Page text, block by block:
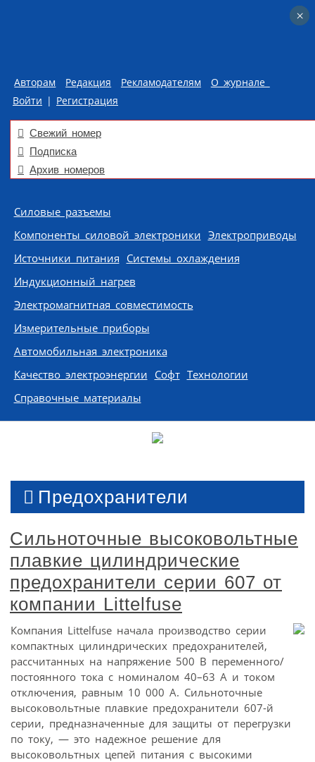
Авторам Редакция Рекламодателям
О журнале
Войти | Регистрация
Свежий номер
Подписка
Архив номеров
Skip to content
Силовые разъемы
Компоненты силовой электроники Электроприводы
Источники питания Системы охлаждения
Индукционный нагрев
Электромагнитная совместимость
Измерительные приборы
Автомобильная электроника
Качество электроэнергии Софт Технологии
Справочные материалы
Предохранители
Сильноточные высоковольтные
плавкие цилиндрические
предохранители серии 607 от
компании Littelfuse
Компания Littelfuse начала производство серии
компактных цилиндрических предохранителей,
рассчитанных на напряжение 500 В переменного/
постоянного тока с номиналом 40–63 А и током
отключения, равным 10 000 А. Сильноточные
высоковольтные плавкие предохранители 607-й
серии, предназначенные для защиты от перегрузки
по току, — это надежное решение для
высоковольтных цепей питания с высокими
×
×